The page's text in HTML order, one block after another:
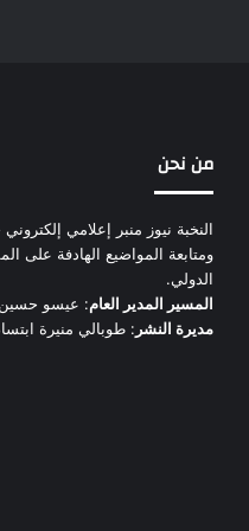
من نحن
النخبة نيوز منبر إعلامي
ومتابعة المواضيع الهادفة على
الدولي.
المسير المدير العام: عيسو حسين
مديرة النشر : طوبالي منيرة